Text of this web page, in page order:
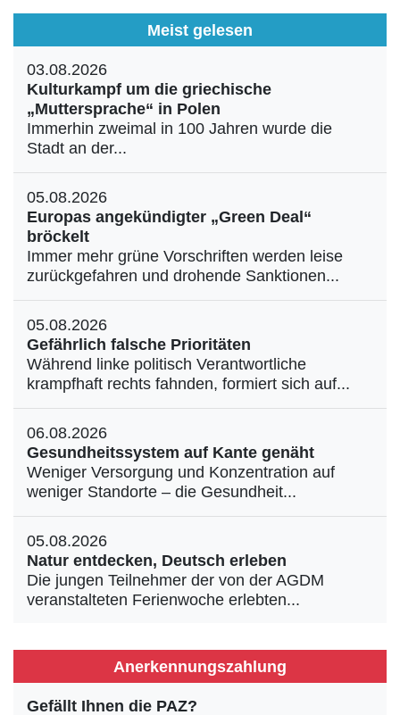
Meist gelesen
03.08.2026
Kulturkampf um die griechische
„Muttersprache“ in Polen
Immerhin zweimal in 100 Jahren wurde die
Stadt an der...
05.08.2026
Europas angekündigter „Green Deal“
bröckelt
Immer mehr grüne Vorschriften werden leise
zurückgefahren und drohende Sanktionen...
05.08.2026
Gefährlich falsche Prioritäten
Während linke politisch Verantwortliche
krampfhaft rechts fahnden, formiert sich auf...
06.08.2026
Gesundheitssystem auf Kante genäht
Weniger Versorgung und Konzentration auf
weniger Standorte – die Gesundheit...
05.08.2026
Natur entdecken, Deutsch erleben
Die jungen Teilnehmer der von der AGDM
veranstalteten Ferienwoche erlebten...
Anerkennungszahlung
Gefällt Ihnen die PAZ?